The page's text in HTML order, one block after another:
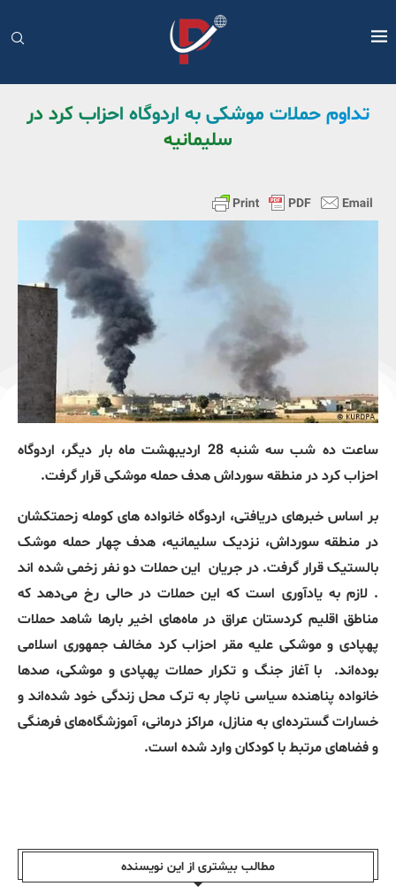
تداوم حملات موشکی به اردوگاه احزاب کرد در
سلیمانیه
ساعت ده شب سه شنبه 28 اردیبهشت ماه بار دیگر، اردوگاه
احزاب کرد در منطقه سورداش هدف حمله موشکی قرار گرفت.
بر اساس خبرهای دریافتی، اردوگاه خانواده های کومله زحمتکشان
در منطقه سورداش، نزدیک سلیمانیه، هدف چهار حمله موشک
بالستیک قرار گرفت. در جریان این حملات دو نفر زخمی شده اند
. لازم به یادآوری است که این حملات در حالی رخ می‌دهد که
مناطق اقلیم کردستان عراق در ماه‌های اخیر بارها شاهد حملات
پهپادی و موشکی علیه مقر احزاب کرد مخالف جمهوری اسلامی
بوده‌اند. با آغاز جنگ و تکرار حملات پهپادی و موشکی، صدها
خانواده پناهنده سیاسی ناچار به ترک محل زندگی خود شده‌اند و
خسارات گسترده‌ای به منازل، مراکز درمانی، آموزشگاه‌های فرهنگی
و فضاهای مرتبط با کودکان وارد شده است.
مطالب بیشتری از این نویسندە